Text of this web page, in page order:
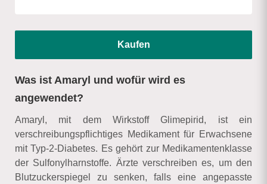
Kaufen
Was ist Amaryl und wofür wird es
angewendet?
Amaryl, mit dem Wirkstoff Glimepirid, ist ein
verschreibungspflichtiges Medikament für Erwachsene
mit Typ-2-Diabetes. Es gehört zur Medikamentenklasse
der Sulfonylharnstoffe. Ärzte verschreiben es, um den
Blutzuckerspiegel zu senken, falls eine angepasste